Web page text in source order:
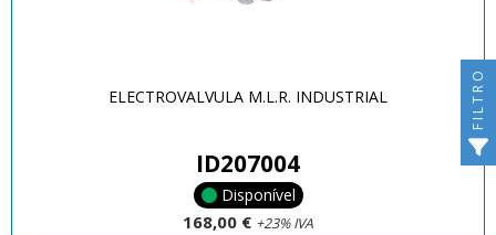
ELECTROVALVULA M.L.R. INDUSTRIAL
ID207004
Disponível
168,00 € +23% IVA
FILTRO